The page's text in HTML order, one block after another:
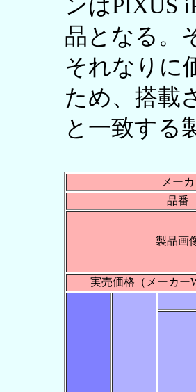
ンはPIXUS
品となる。
それなりに
ため、搭載
と一致する
メーカ
品番
製品画
実売価格（メーカー